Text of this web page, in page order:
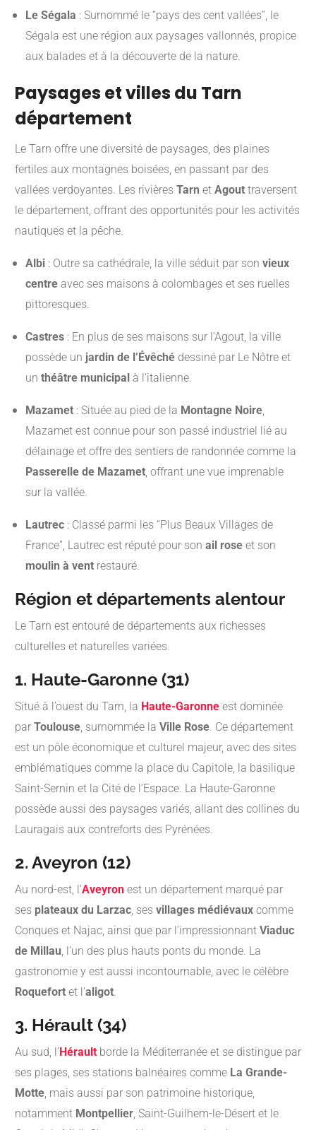
Le Ségala : Surnommé le “pays des cent vallées”, le
Ségala est une région aux paysages vallonnés, propice
aux balades et à la découverte de la nature.
Paysages et villes du Tarn
département
Le Tarn offre une diversité de paysages, des plaines
fertiles aux montagnes boisées, en passant par des
vallées verdoyantes. Les rivières Tarn et Agout traversent
le département, offrant des opportunités pour les activités
nautiques et la pêche.
Albi : Outre sa cathédrale, la ville séduit par son vieux
centre avec ses maisons à colombages et ses ruelles
pittoresques.
Castres : En plus de ses maisons sur l’Agout, la ville
possède un jardin de l’Évêché dessiné par Le Nôtre et
un théâtre municipal à l’italienne.
Mazamet : Située au pied de la Montagne Noire
Mazamet est connue pour son passé industriel lié au
délainage et offre des sentiers de randonnée comme la
Passerelle de Mazamet , offrant une vue imprenable
sur la vallée.
Lautrec : Classé parmi les “Plus Beaux Villages de
France”, Lautrec est réputé pour son ail rose et son
moulin à vent restauré.
Région et départements alentour
Le Tarn est entouré de départements aux richesses
culturelles et naturelles variées.
1. Haute-Garonne (31)
Situé à l’ouest du Tarn, la Haute-Garonne est dominée
par Toulouse , surnommée la Ville Rose . Ce département
est un pôle économique et culturel majeur, avec des sites
emblématiques comme la place du Capitole, la basilique
Saint-Sernin et la Cité de l’Espace. La Haute-Garonne
possède aussi des paysages variés, allant des collines du
Lauragais aux contreforts des Pyrénées.
2. Aveyron (12)
Au nord-est, l’Aveyron est un département marqué par
ses plateaux du Larzac , ses villages médiévaux comme
Conques et Najac, ainsi que par l’impressionnant Viaduc
de Millau , l’un des plus hauts ponts du monde. La
gastronomie y est aussi incontournable, avec le célèbre
Roquefort et l’aligot
3. Hérault (34)
Au sud, l’Hérault borde la Méditerranée et se distingue par
ses plages, ses stations balnéaires comme La Grande-
Motte , mais aussi par son patrimoine historique,
notamment Montpellier , Saint-Guilhem-le-Désert et le